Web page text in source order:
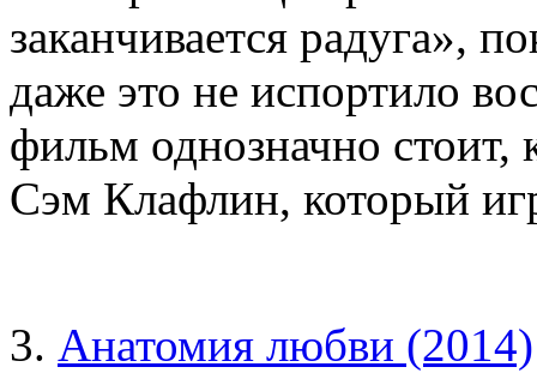
заканчивается радуга»,
даже это не испортило
фильм однозначно
Сэм Клафлин, который
3. Анатомия любви (2014)